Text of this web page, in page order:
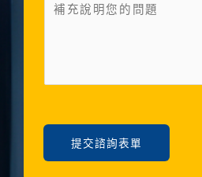
提交諮詢表單